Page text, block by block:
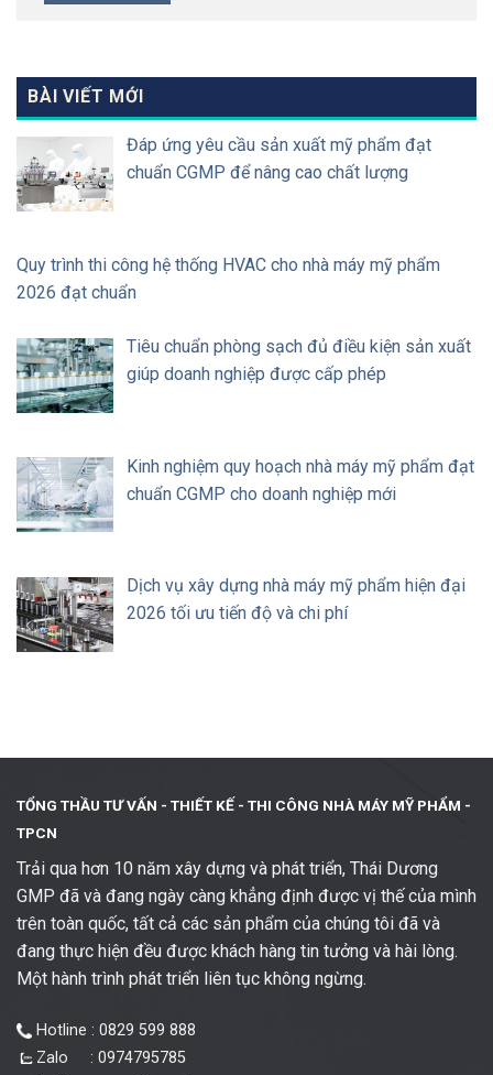
BÀI VIẾT MỚI
Đáp ứng yêu cầu sản xuất mỹ phẩm đạt
chuẩn CGMP để nâng cao chất lượng
Quy trình thi công hệ thống HVAC cho nhà máy mỹ phẩm
2026 đạt chuẩn
Tiêu chuẩn phòng sạch đủ điều kiện sản xuất
giúp doanh nghiệp được cấp phép
Kinh nghiệm quy hoạch nhà máy mỹ phẩm đạt
chuẩn CGMP cho doanh nghiệp mới
Dịch vụ xây dựng nhà máy mỹ phẩm hiện đại
2026 tối ưu tiến độ và chi phí
TỔNG THẦU TƯ VẤN - THIẾT KẾ - THI CÔNG NHÀ MÁY MỸ PHẨM -
TPCN
Trải qua hơn 10 năm xây dựng và phát triển, Thái Dương
GMP đã và đang ngày càng khẳng định được vị thế của mình
trên toàn quốc, tất cả các sản phẩm của chúng tôi đã và
đang thực hiện đều được khách hàng tin tưởng và hài lòng.
Một hành trình phát triển liên tục không ngừng.
Hotline : 0829 599 888
Zalo : 0974795785